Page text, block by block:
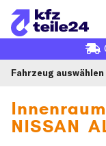
Fahrzeug auswählen
NISSAN